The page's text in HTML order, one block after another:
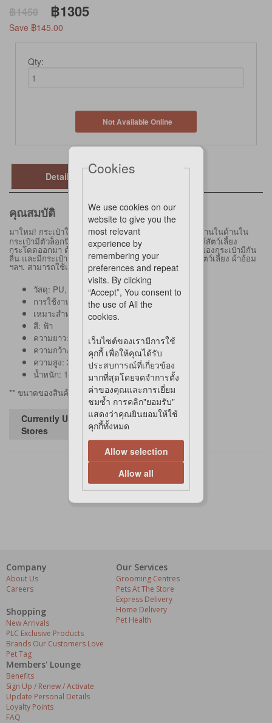
฿1450 ฿1305
Save ฿145.00
Qty:
Not Available Online
Details
คุณสมบัติ
มาใหม่! กระเป๋าใส่สัตว์เลี้ยง Suzukaเพิ่มเบาะรองนั่งไว้ด้านในด้านใน
กระเป๋ามีตัวล็อกนิรภัยที่คล้องกับปลอกคอเพื่อป้องกันไม่ให้สัตว์เลี้ยง
กระโดดออกมา ด้านบนของกระเป๋ายังมีตัวล็อค ด้านล่างของกระเป๋ามีกัน
ลื่น และมีกระเป๋าด้านข้างกระเป๋า คุณสามารถใส่ถ้วยน้ำสัตว์เลี้ยง ผ้าอ้อม
ฯลฯ. สามารถใช้เป็นกระเป๋าถือ หรือกระเป๋าสะพายข้างได้
วัสดุ: PU,
ไนลอน
การใช้งาน: แมวและสุนัข
เหมาะสำหรับน้ำหนัก: 4-8 กก. / 8.82-17.64 ปอนด์
สี: ฟ้า
ความยาว: 46 ซม.
ความกว้าง: 21 ซม.
ความสูง: 30 ซม.
น้ำหนัก: 1 กก. / 2.2 ปอนด์ (พร้อมเบาะ)
** ขนาดของสินค้ามีความคลาดเคลื่อน 1-2 ซม.
Currently Unavailable in
Stores
Company
About Us
Careers
Shopping
New Arrivals
PLC Exclusive Products
Brands Our Customers Love
Pet Tag
Our Services
Grooming Centres
Pets At The Store
Express Delivery
Home Delivery
Pet Health
Members' Lounge
Benefits
Sign Up / Renew / Activate
Update Personal Details
Loyalty Points
FAQ
Cookies
We use cookies on our
website to give you the
most relevant
experience by
remembering your
preferences and repeat
visits. By clicking
“Accept”, You consent to
the use of All the
cookies.
เว็บไซต์ของเรามีการใช้
คุกกี้ เพื่อให้คุณได้รับ
ประสบการณ์ที่เกี่ยวข้อง
มากที่สุดโดยจดจำการตั้ง
ค่าของคุณและการเยี่ยม
ชมซ้ำ การคลิก"ยอมรับ"
แสดงว่าคุณยินยอมให้ใช้
คุกกี้ทั้งหมด
Allow selection
Allow all